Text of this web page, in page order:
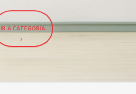
IR A CATEGORÍA